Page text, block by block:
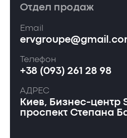
Отдел продаж
Email
Телефон
+38 (093) 261 28 98
АДРЕС
Киев, Бизнес-центр
проспект Степана